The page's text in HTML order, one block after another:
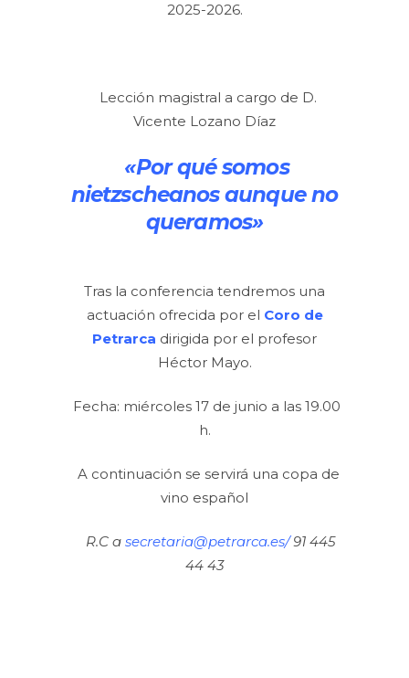
2025-2026.
Lección magistral a cargo de D.
Vicente Lozano Díaz
«Por qué somos
nietzscheanos aunque no
queramos»
Tras la conferencia tendremos una
actuación ofrecida por el Coro de
Petrarca dirigida por el profesor
Héctor Mayo.
Fecha: miércoles 17 de junio a las 19.00
h.
A continuación se servirá una copa de
vino español
R.C a secretaria@petrarca.es/ 91 445
44 43